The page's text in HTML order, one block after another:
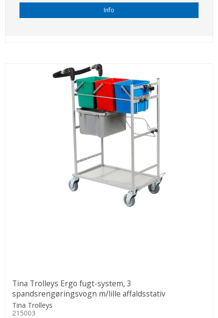
Info
Tina Trolleys Ergo fugt-system, 3
spandsrengøringsvogn m/lille affaldsstativ
Tina Trolleys
215003